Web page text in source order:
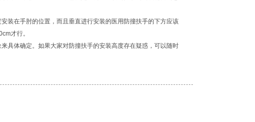
装在手肘的位置，而且垂直进行安装的医用防撞扶手的下方应该
才行。
具体确定。如果大家对防撞扶手的安装高度存在疑惑，可以随时